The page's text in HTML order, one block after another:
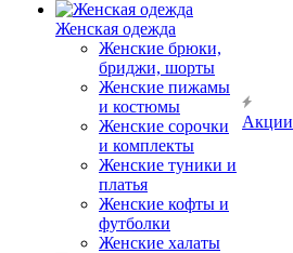
Женская одежда
Женские брюки,
бриджи, шорты
Женские пижамы
и костюмы
Женские сорочки
и комплекты
Женские туники и
платья
Женские кофты и
футболки
Женские халаты
Акции